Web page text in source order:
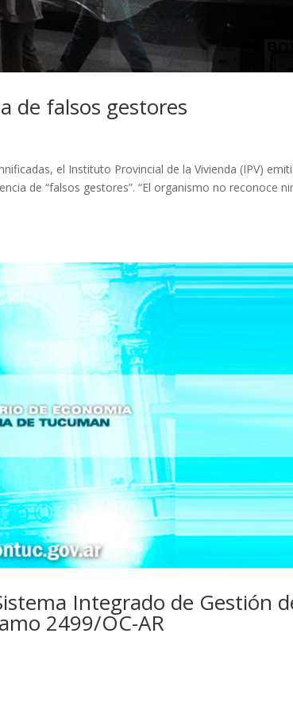
de falsos gestores
el Instituto Provincial de la Vivienda (IPV)
de “falsos gestores”. “El organismo no reconoce
Integrado de Gestión
2499/OC-AR